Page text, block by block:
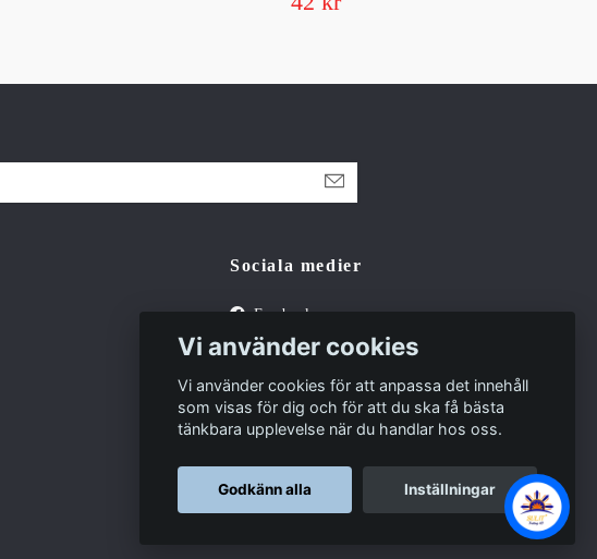
Sociala medier
Facebook
Tiktok
Vi använder cookies
Vi använder cookies för att anpassa det innehåll
som visas för dig och för att du ska få bästa
tänkbara upplevelse när du handlar hos oss.
Godkänn alla Inställningar